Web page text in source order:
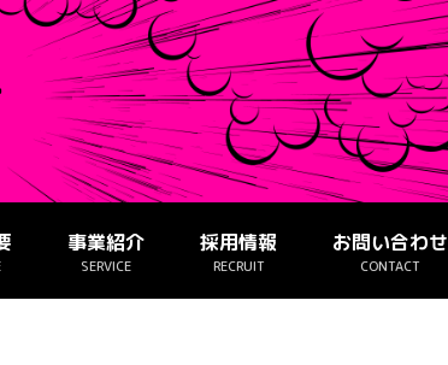
事業紹介
SERVICE
採用情報
RECRUIT
お問い合わせ
CONTACT